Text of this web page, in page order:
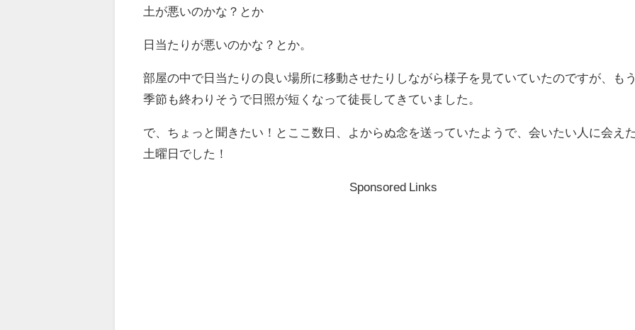
土が悪いのかな？とか
日当たりが悪いのかな？とか。
部屋の中で日当たりの良い場所に移動させたりしながら様子を見ていていたのですが、も
季節も終わりそうで日照が短くなって徒長してきていました。
で、ちょっと聞きたい！とここ数日、よからぬ念を送っていたようで、会いたい人に会え
土曜日でした！
Sponsored Links